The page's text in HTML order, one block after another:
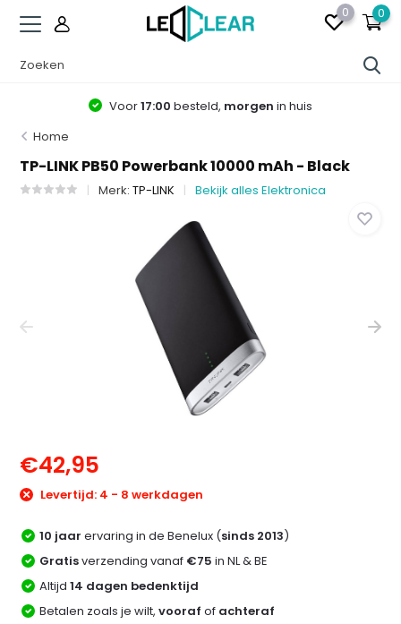
0 0
Voor17:00 besteld, morgen in huis
Home
TP-LINK PB50 Powerbank 10000 mAh - Black
Merk:TP-LINK Bekijk alles Elektronica
€42,95
Levertijd: 4 - 8 werkdagen
10 jaar ervaring in de Benelux (sinds 2013)
Gratisverzending vanaf €75 in NL & BE
Altijd14 dagen bedenktijd
Betalen zoals je wilt,vooraf of achteraf